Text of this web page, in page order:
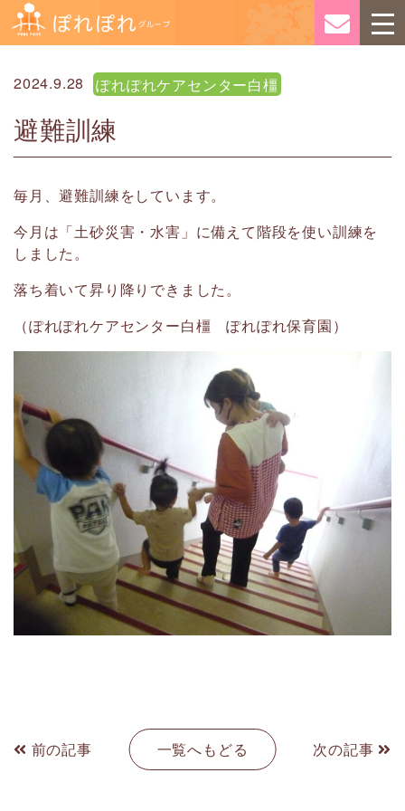
2024.9.28 ぽれぽれケアセンター白橿
避難訓練
毎月、避難訓練をしています。
今月は「土砂災害・水害」に備えて階段を使い訓練を
しました。
落ち着いて昇り降りできました。
（ぽれぽれケアセンター白橿 ぽれぽれ保育園）
前の記事 一覧へもどる 次の記事